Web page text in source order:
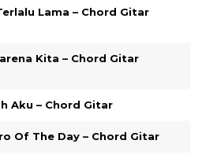
Lama – Chord Gitar
Kita – Chord Gitar
Aku – Chord Gitar
Of The Day – Chord Gitar